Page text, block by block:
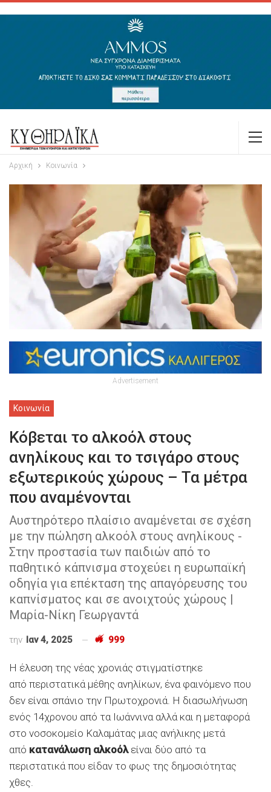
Αρχική Κοινωνία
Advertisement
Κοινωνία
Κόβεται το αλκοόλ στους
ανηλίκους και το τσιγάρο στους
εξωτερικούς χώρους – Τα μέτρα
που αναμένονται
Αυστηρότερο πλαίσιο αναμένεται σε σχέση
με την πώληση αλκοόλ στους ανηλίκους -
Στην προστασία των παιδιών από το
παθητικό κάπνισμα στοχεύει η ευρωπαϊκή
οδηγία για επέκταση της απαγόρευσης του
καπνίσματος και σε ανοιχτούς χώρους |
Μαρία-Νίκη Γεωργαντά
την Ιαν 4, 2025 999
Η έλευση της νέας χρονιάς στιγματίστηκε
από περιστατικά μέθης ανηλίκων, ένα φαινόμενο που
δεν είναι σπάνιο την Πρωτοχρονιά. Η διασωλήνωση
ενός 14χρονου από τα Ιωάννινα αλλά και η μεταφορά
στο νοσοκομείο Καλαμάτας μιας ανήλικης μετά
από κατανάλωση αλκοόλείναι δύο από τα
περιστατικά που είδαν το φως της δημοσιότητας
χθες.